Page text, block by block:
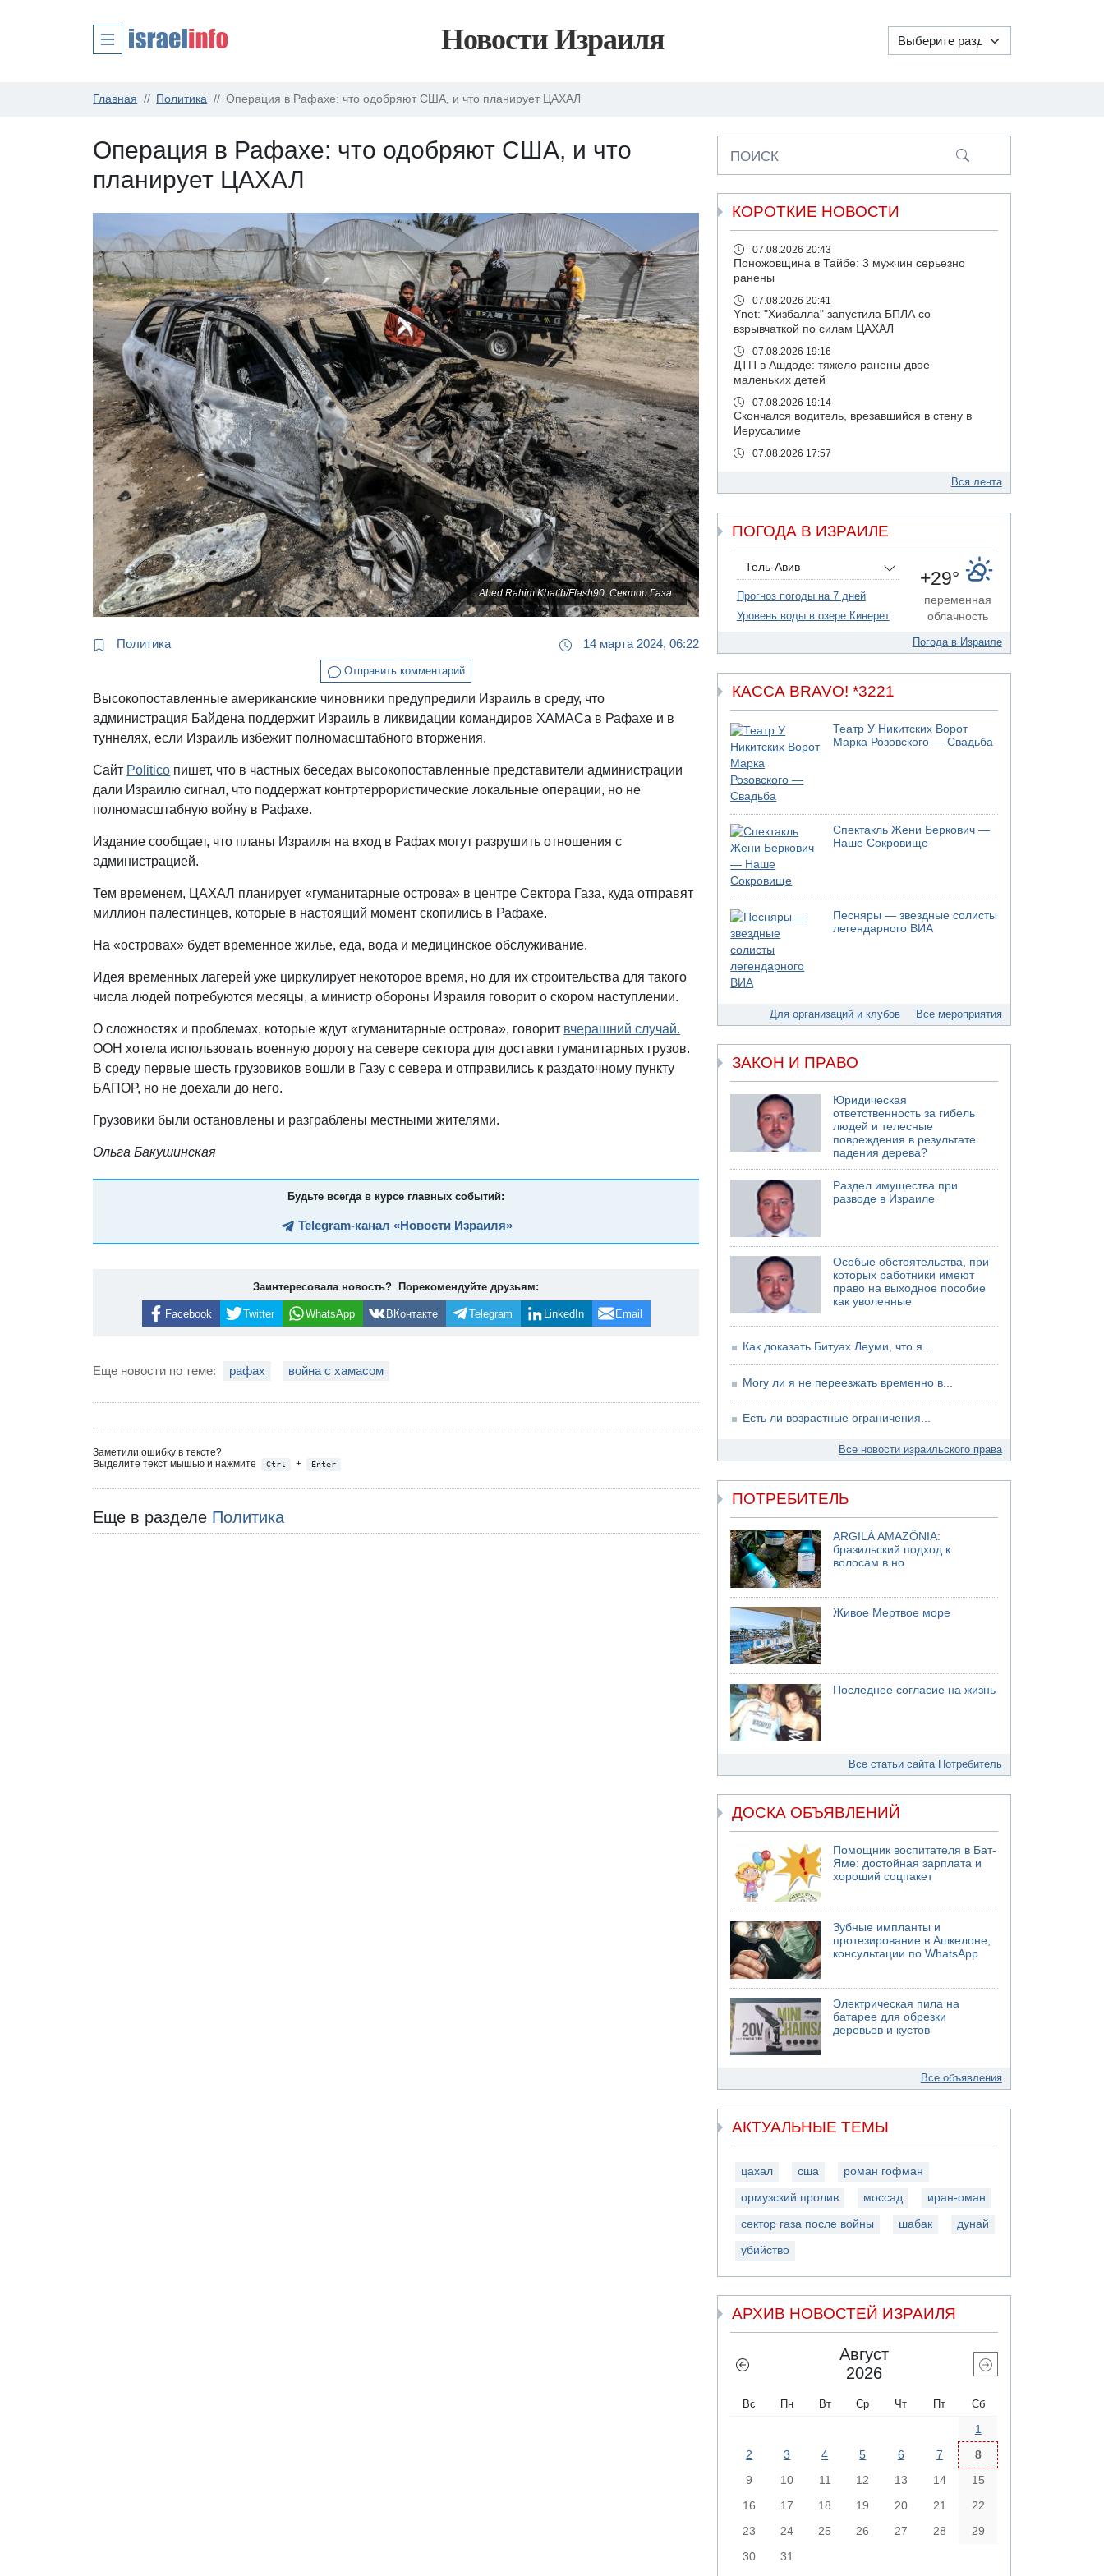
Новости Израиля
Главная Политика Операция в Рафахе: что одобряют США, и что планирует ЦАХАЛ
Операция в Рафахе: что одобряют США, и что
планирует ЦАХАЛ
Abed Rahim Khatib/Flash90. Сектор Газа.
Политика 14 марта 2024, 06:22
Отправить комментарий
Высокопоставленные американские чиновники предупредили Израиль в среду, что
администрация Байдена поддержит Израиль в ликвидации командиров ХАМАСа в Рафахе и в
туннелях, если Израиль избежит полномасштабного вторжения.
Сайт Politico пишет, что в частных беседах высокопоставленные представители администрации
дали Израилю сигнал, что поддержат контртеррористические локальные операции, но не
полномасштабную войну в Рафахе.
Издание сообщает, что планы Израиля на вход в Рафах могут разрушить отношения с
администрацией.
Тем временем, ЦАХАЛ планирует «гуманитарные острова» в центре Сектора Газа, куда отправят
миллион палестинцев, которые в настоящий момент скопились в Рафахе.
На «островах» будет временное жилье, еда, вода и медицинское обслуживание.
Идея временных лагерей уже циркулирует некоторое время, но для их строительства для такого
числа людей потребуются месяцы, а министр обороны Израиля говорит о скором наступлении.
О сложностях и проблемах, которые ждут «гуманитарные острова», говорит вчерашний случай.
ООН хотела использовать военную дорогу на севере сектора для доставки гуманитарных грузов.
В среду первые шесть грузовиков вошли в Газу с севера и отправились к раздаточному пункту
БАПОР, но не доехали до него.
Грузовики были остановлены и разграблены местными жителями.
Ольга Бакушинская
Будьте всегда в курсе главных событий:
Telegram-канал «Новости Израиля»
Заинтересовала новость? Порекомендуйте друзьям:
Facebook Twitter WhatsApp ВКонтакте Telegram LinkedIn Email
Еще новости по теме: рафах война с хамасом
Заметили ошибку в тексте?
Выделите текст мышью и нажмите
Ctrl + Enter
Еще в разделе Политика
ПОИСК
КОРОТКИЕ НОВОСТИ
07.08.2026 20:43
Поножовщина в Тайбе: 3 мужчин серьезно
ранены
07.08.2026 20:41
Ynet: "Хизбалла" запустила БПЛА со
взрывчаткой по силам ЦАХАЛ
07.08.2026 19:16
ДТП в Ашдоде: тяжело ранены двое
маленьких детей
07.08.2026 19:14
Скончался водитель, врезавшийся в стену в
Иерусалиме
07.08.2026 17:57
подозреваемого в коррупционных
отношениях с Йоавом Элиаси
07.08.2026 17:51
БАГАЦ отказался заморозить лишение
налоговых льгот для уклонистов-харедим
07.08.2026 17:48
В Иерусалиме водитель врезался в забор и
07.08.2026 13:47
Ливанская армия сообщила о ранении
солдата
Моджтаба Хаменеи в плохом состоянии
07.08.2026 11:55
Министр обороны ушел с заседания кабинета
на свадьбу
Саудовская Аравия опасается нападения
хуситов и иракских ополченцев
07.08.2026 08:29
В Бат-Яме утонул мужчина
07.08.2026 08:29
Стрельба в школе Таиланда
07.08.2026 06:47
Недалеко от Бейт-Шемеша погиб
велосипедист
07.08.2026 06:24
хуситов
И еще иранские агенты
06.08.2026 13:13
Арестованы двое подозреваемых в стрельбе
по электрической компании
06.08.2026 13:07
Возле Кирьят-Арбы пожар на местности
США не будут давить на Израиль в вопросе
Ливана
06.08.2026 11:41
Трое подростков ограбили сексшоп в Холоне
Вся лента
ПОГОДА В ИЗРАИЛЕ
Тель-Авив
Прогноз погоды на 7 дней
Уровень воды в озере Кинерет
+29°
переменная
облачность
Погода в Израиле
КАССА BRAVO! *3221
Театр У Никитских Ворот
Марка Розовского — Свадьба
Спектакль Жени Беркович —
Наше Сокровище
Песняры — звездные солисты
легендарного ВИА
Для организаций и клубов Все мероприятия
ЗАКОН И ПРАВО
Юридическая
ответственность за гибель
людей и телесные
повреждения в результате
падения дерева?
Раздел имущества при
разводе в Израиле
Особые обстоятельства, при
которых работники имеют
право на выходное пособие
как уволенные
Как доказать Битуах Леуми, что я...
Могу ли я не переезжать временно в...
Есть ли возрастные ограничения...
Все новости израильского права
ПОТРЕБИТЕЛЬ
ARGILÁ AMAZÔNIA:
бразильский подход к
волосам в но
Живое Мертвое море
Последнее согласие на жизнь
Все статьи сайта Потребитель
ДОСКА ОБЪЯВЛЕНИЙ
Помощник воспитателя в Бат-
Яме: достойная зарплата и
хороший соцпакет
Зубные импланты и
протезирование в Ашкелоне,
консультации по WhatsApp
Электрическая пила на
батарее для обрезки
деревьев и кустов
Все объявления
АКТУАЛЬНЫЕ ТЕМЫ
цахал сша роман гофман
ормузский пролив моссад иран-оман
сектор газа после войны шабак дунай
убийство
АРХИВ НОВОСТЕЙ ИЗРАИЛЯ
Август
2026
Вс Пн Вт Ср Чт Пт Сб
1
2
3 4 5 6 7
8
9
10 11 12 13 14
15
16
17 18 19 20 21
22
23
24 25 26 27 28
29
30
31